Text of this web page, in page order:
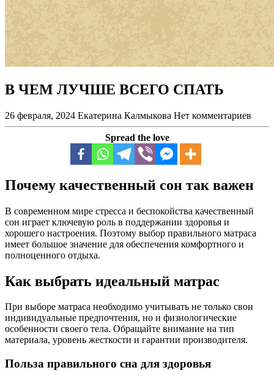
В ЧЕМ ЛУЧШЕ ВСЕГО СПАТЬ
26 февраля, 2024 Екатерина Калмыкова Нет комментариев
Spread the love
Почему качественный сон так важен
В современном мире стресса и беспокойства качественный
сон играет ключевую роль в поддержании здоровья и
хорошего настроения. Поэтому выбор правильного матраса
имеет большое значение для обеспечения комфортного и
полноценного отдыха.
Как выбрать идеальный матрас
При выборе матраса необходимо учитывать не только свои
индивидуальные предпочтения, но и физиологические
особенности своего тела. Обращайте внимание на тип
материала, уровень жесткости и гарантии производителя.
Польза правильного сна для здоровья